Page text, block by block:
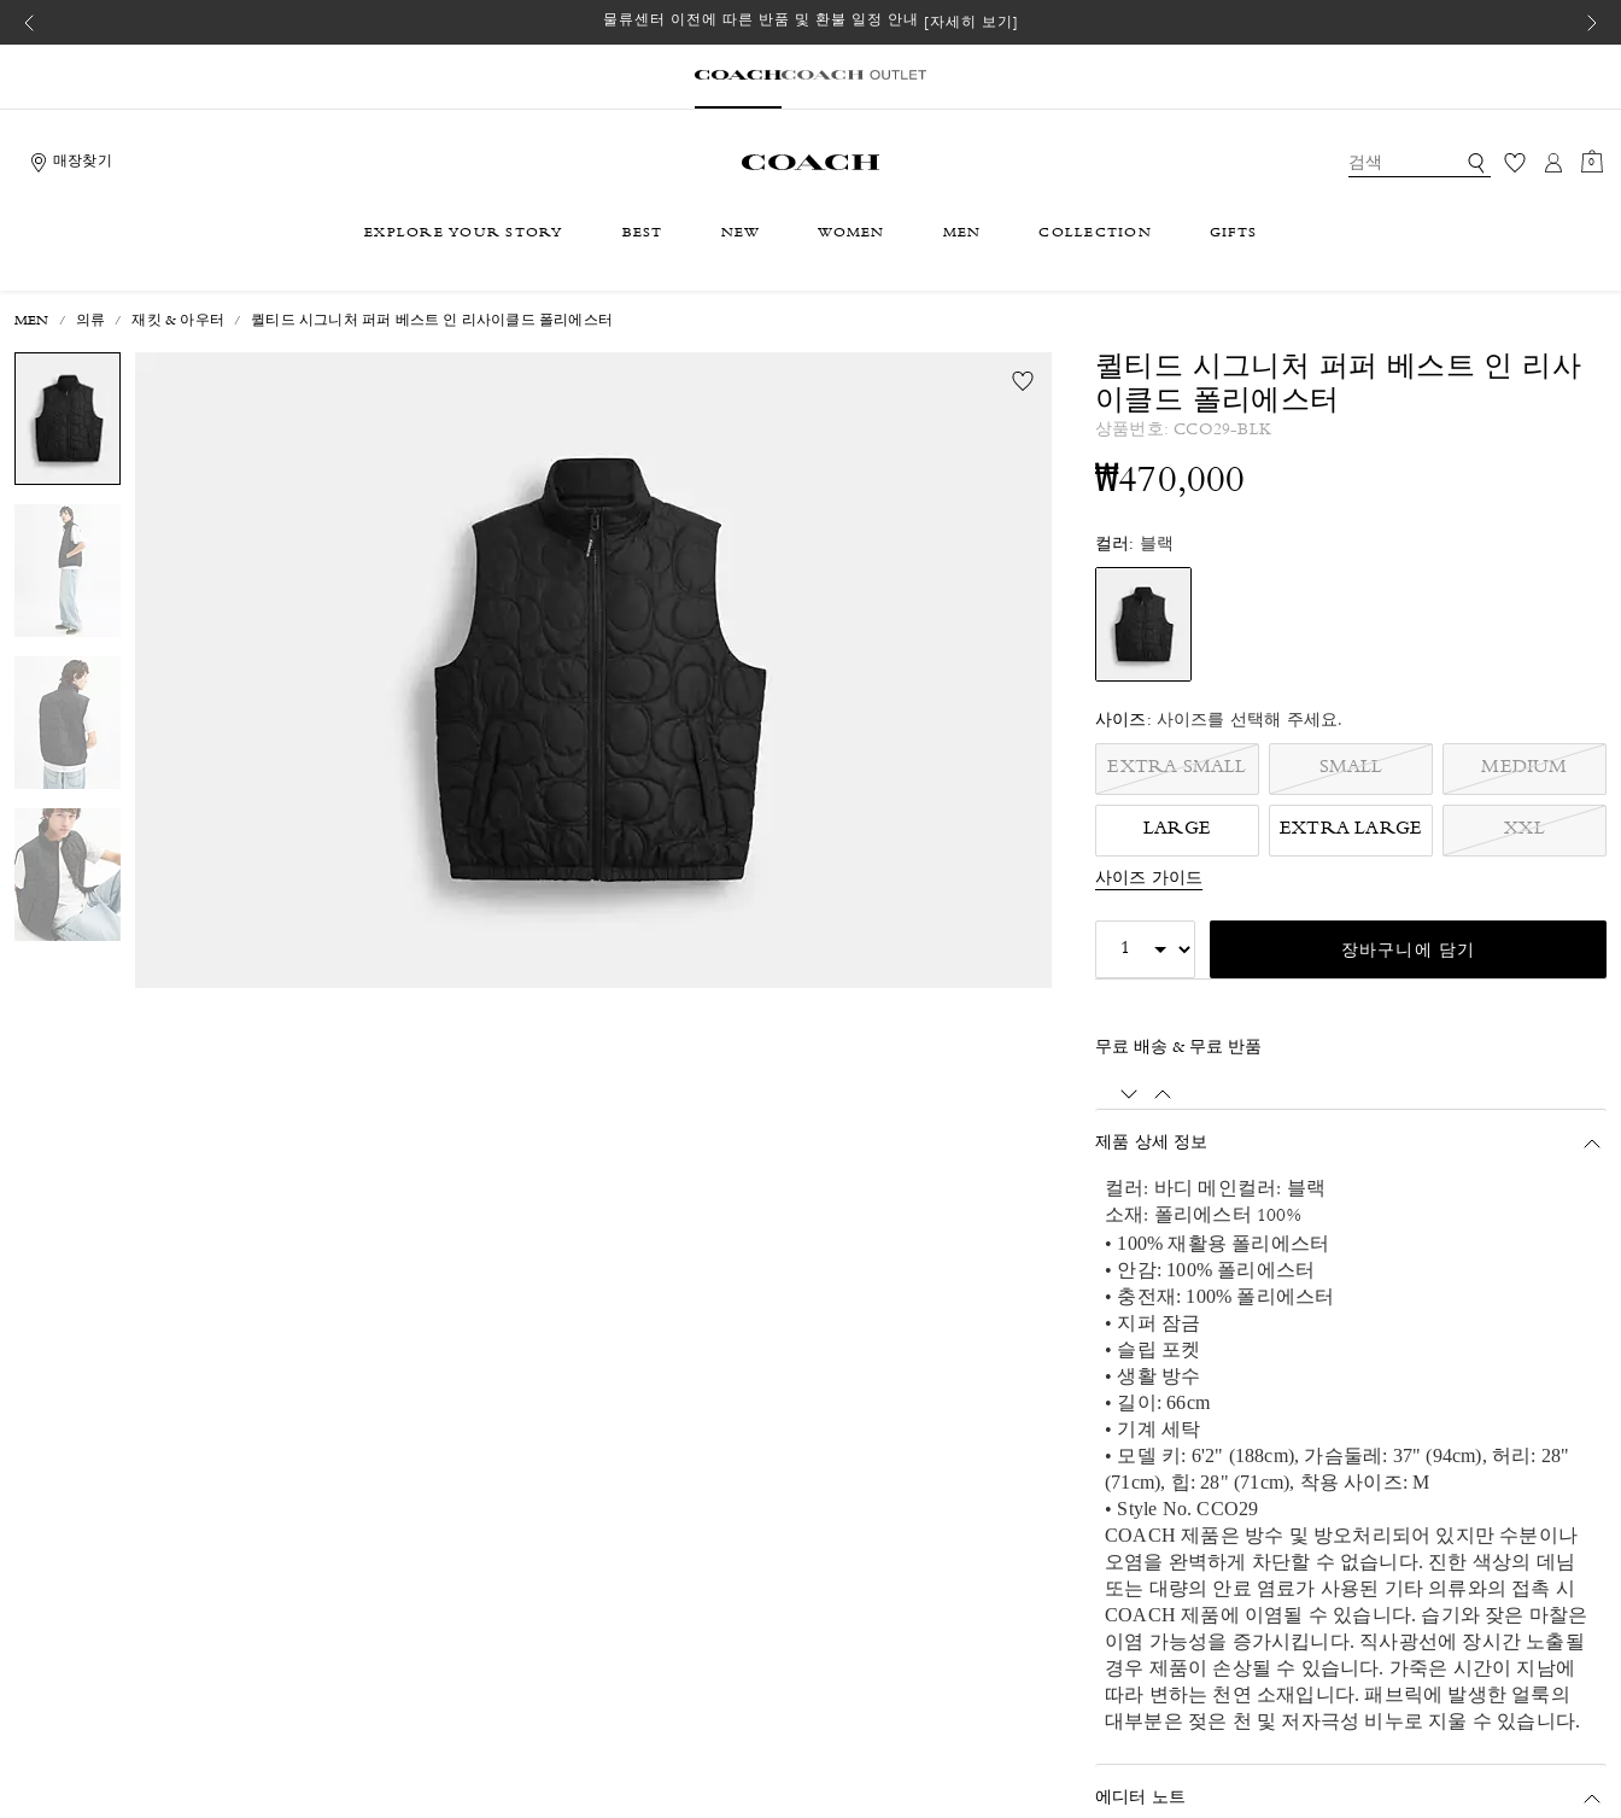
물류센터 이전에 따른 반품 및 환불 일정 안내 [자세히 보기]
매장찾기 0
EXPLORE YOUR STORY BEST NEW WOMEN MEN COLLECTION GIFTS
MEN 의류 재킷 & 아우터 퀼티드 시그니처 퍼퍼 베스트 인 리사이클드 폴리에스터
퀼티드 시그니처 퍼퍼 베스트 인 리사
이클드 폴리에스터
상품번호: CCO29-BLK
₩470,000
컬러: 블랙
사이즈: 사이즈를 선택해 주세요.
EXTRA SMALL SMALL MEDIUM
LARGE EXTRA LARGE XXL
사이즈 가이드
장바구니에 담기
무료 배송 & 무료 반품
제품 상세 정보
컬러: 바디 메인컬러: 블랙
소재: 폴리에스터 100%
• 100% 재활용 폴리에스터
• 안감: 100% 폴리에스터
• 충전재: 100% 폴리에스터
• 지퍼 잠금
• 슬립 포켓
• 생활 방수
• 길이: 66cm
• 기계 세탁
• 모델 키: 6'2" (188cm), 가슴둘레: 37" (94cm), 허리: 28"
(71cm), 힙: 28" (71cm), 착용 사이즈: M
• Style No. CCO29
COACH 제품은 방수 및 방오처리되어 있지만 수분이나
오염을 완벽하게 차단할 수 없습니다. 진한 색상의 데님
또는 대량의 안료 염료가 사용된 기타 의류와의 접촉 시
COACH 제품에 이염될 수 있습니다. 습기와 잦은 마찰은
이염 가능성을 증가시킵니다. 직사광선에 장시간 노출될
경우 제품이 손상될 수 있습니다. 가죽은 시간이 지남에
따라 변하는 천연 소재입니다. 패브릭에 발생한 얼룩의
대부분은 젖은 천 및 저자극성 비누로 지울 수 있습니다.
에디터 노트